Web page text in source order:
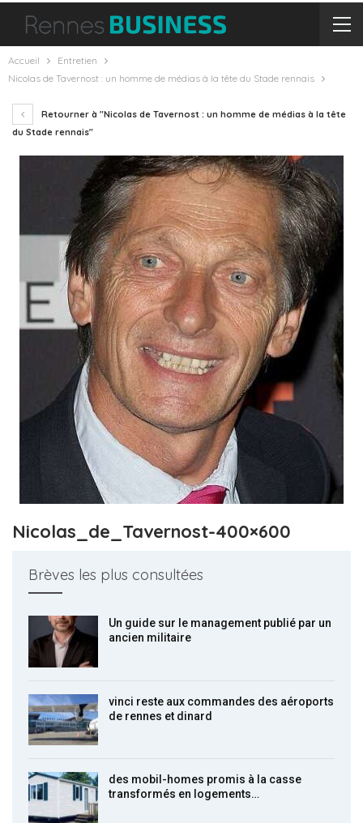
Accueil
Entretien
Nicolas de Tavernost : un homme de médias à la tête du Stade rennais
Retourner à "Nicolas de Tavernost : un homme de médias à la tête
du Stade rennais"
Nicolas_de_Tavernost-400×600
Brèves les plus consultées
Un guide sur le management publié par un
ancien militaire
vinci reste aux commandes des aéroports
de rennes et dinard
des mobil-homes promis à la casse
transformés en logements…